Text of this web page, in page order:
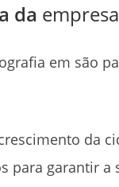
da
em são
da
para garantir a